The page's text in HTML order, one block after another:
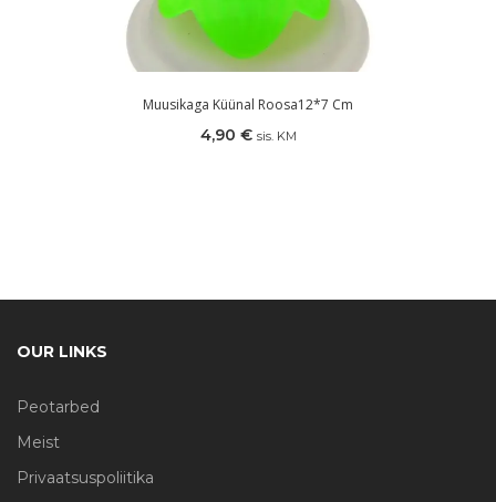
Muusikaga Küünal Roosa12*7 Cm
4,90 € sis. KM
OUR LINKS
Peotarbed
Meist
Privaatsuspoliitika